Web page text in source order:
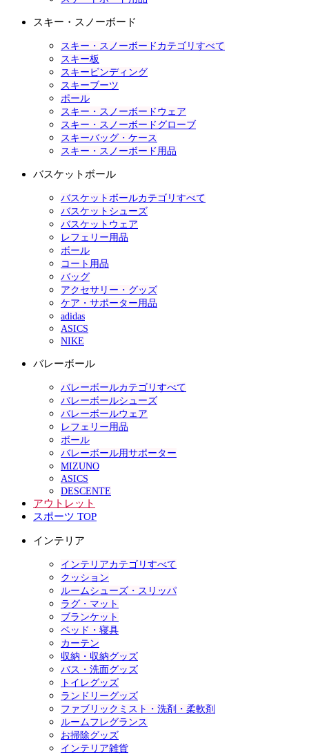
スキー・スノーボード
スキー・スノーボードカテゴリすべて
スキー板
スキービンディング
スキーブーツ
ポール
スキー・スノーボードウェア
スキー・スノーボードグローブ
スキーバッグ・ケース
スキー・スノーボード用品
バスケットボール
バスケットボールカテゴリすべて
バスケットシューズ
バスケットウェア
レフェリー用品
ボール
コート用品
バッグ
アクセサリー・グッズ
ケア・サポーター用品
adidas
ASICS
NIKE
バレーボール
バレーボールカテゴリすべて
バレーボールシューズ
バレーボールウェア
レフェリー用品
ボール
バレーボール用サポーター
MIZUNO
ASICS
DESCENTE
アウトレット
スポーツ TOP
インテリア
インテリアカテゴリすべて
クッション
ルームシューズ・スリッパ
ラグ・マット
ブランケット
ベッド・寝具
カーテン
収納・収納グッズ
バス・洗面グッズ
トイレグッズ
ランドリーグッズ
ファブリックミスト・洗剤・柔軟剤
ルームフレグランス
お掃除グッズ
インテリア雑貨